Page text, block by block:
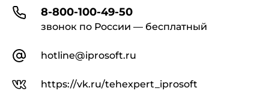
8-800-100-49-50
звонок по России — бесплатный
hotline@iprosoft.ru
https://vk.ru/tehexpert_iprosoft